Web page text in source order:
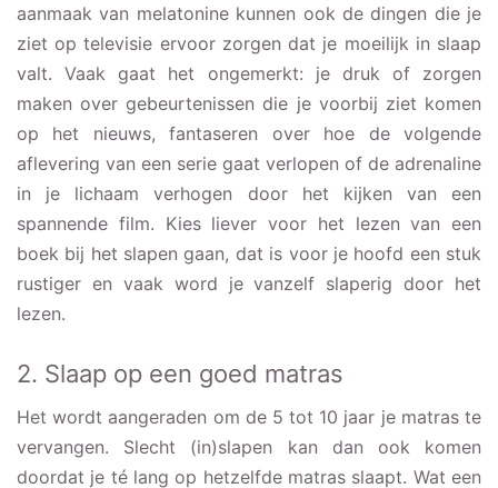
aanmaak van melatonine kunnen ook de dingen die je
ziet op televisie ervoor zorgen dat je moeilijk in slaap
valt. Vaak gaat het ongemerkt: je druk of zorgen
maken over gebeurtenissen die je voorbij ziet komen
op het nieuws, fantaseren over hoe de volgende
aflevering van een serie gaat verlopen of de adrenaline
in je lichaam verhogen door het kijken van een
spannende film. Kies liever voor het lezen van een
boek bij het slapen gaan, dat is voor je hoofd een stuk
rustiger en vaak word je vanzelf slaperig door het
lezen.
2. Slaap op een goed matras
Het wordt aangeraden om de 5 tot 10 jaar je matras te
vervangen. Slecht (in)slapen kan dan ook komen
doordat je té lang op hetzelfde matras slaapt. Wat een